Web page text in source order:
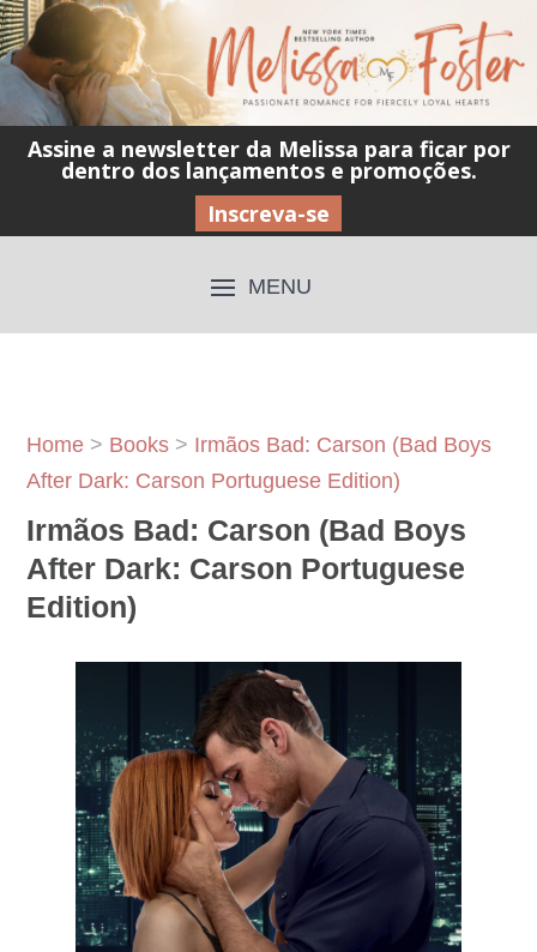
Assine a newsletter da Melissa para ficar por
dentro dos lançamentos e promoções.
Inscreva-se
Home > Books > Irmãos Bad: Carson (Bad Boys
After Dark: Carson Portuguese Edition)
Irmãos Bad: Carson (Bad Boys
After Dark: Carson Portuguese
Edition)